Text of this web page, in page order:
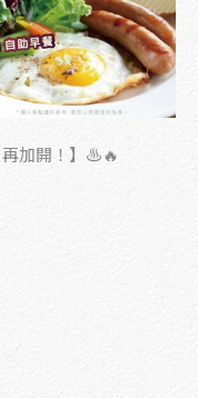
加開！】♨️🔥